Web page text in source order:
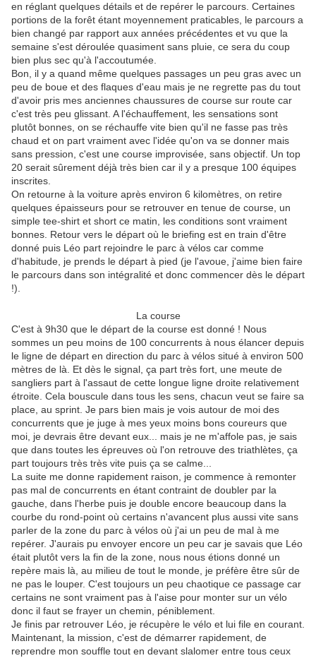
en réglant quelques détails et de repérer le parcours. Certaines
portions de la forêt étant moyennement praticables, le parcours a
bien changé par rapport aux années précédentes et vu que la
semaine s'est déroulée quasiment sans pluie, ce sera du coup
bien plus sec qu'à l'accoutumée.
Bon, il y a quand même quelques passages un peu gras avec un
peu de boue et des flaques d'eau mais je ne regrette pas du tout
d'avoir pris mes anciennes chaussures de course sur route car
c'est très peu glissant. A l'échauffement, les sensations sont
plutôt bonnes, on se réchauffe vite bien qu'il ne fasse pas très
chaud et on part vraiment avec l'idée qu'on va se donner mais
sans pression, c'est une course improvisée, sans objectif. Un top
20 serait sûrement déjà très bien car il y a presque 100 équipes
inscrites.
On retourne à la voiture après environ 6 kilomètres, on retire
quelques épaisseurs pour se retrouver en tenue de course, un
simple tee-shirt et short ce matin, les conditions sont vraiment
bonnes. Retour vers le départ où le briefing est en train d'être
donné puis Léo part rejoindre le parc à vélos car comme
d'habitude, je prends le départ à pied (je l'avoue, j'aime bien faire
le parcours dans son intégralité et donc commencer dès le départ
!).
La course
C'est à 9h30 que le départ de la course est donné ! Nous
sommes un peu moins de 100 concurrents à nous élancer depuis
le ligne de départ en direction du parc à vélos situé à environ 500
mètres de là. Et dès le signal, ça part très fort, une meute de
sangliers part à l'assaut de cette longue ligne droite relativement
étroite. Cela bouscule dans tous les sens, chacun veut se faire sa
place, au sprint. Je pars bien mais je vois autour de moi des
concurrents que je juge à mes yeux moins bons coureurs que
moi, je devrais être devant eux... mais je ne m'affole pas, je sais
que dans toutes les épreuves où l'on retrouve des triathlètes, ça
part toujours très très vite puis ça se calme...
La suite me donne rapidement raison, je commence à remonter
pas mal de concurrents en étant contraint de doubler par la
gauche, dans l'herbe puis je double encore beaucoup dans la
courbe du rond-point où certains n'avancent plus aussi vite sans
parler de la zone du parc à vélos où j'ai un peu de mal à me
repérer. J'aurais pu envoyer encore un peu car je savais que Léo
était plutôt vers la fin de la zone, nous nous étions donné un
repère mais là, au milieu de tout le monde, je préfère être sûr de
ne pas le louper. C'est toujours un peu chaotique ce passage car
certains ne sont vraiment pas à l'aise pour monter sur un vélo
donc il faut se frayer un chemin, péniblement.
Je finis par retrouver Léo, je récupère le vélo et lui file en courant.
Maintenant, la mission, c'est de démarrer rapidement, de
reprendre mon souffle tout en devant slalomer entre tous ceux